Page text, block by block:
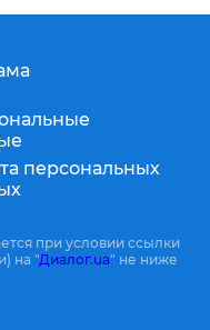
персональных
при условии ссылки
на "Диалог.ua" не ниже